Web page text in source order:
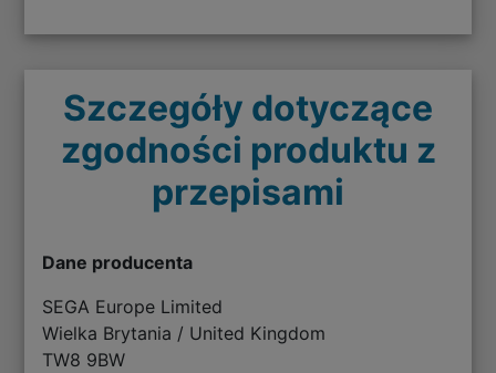
Szczegóły dotyczące
zgodności produktu z
przepisami
Dane producenta
SEGA Europe Limited
Wielka Brytania / United Kingdom
TW8 9BW